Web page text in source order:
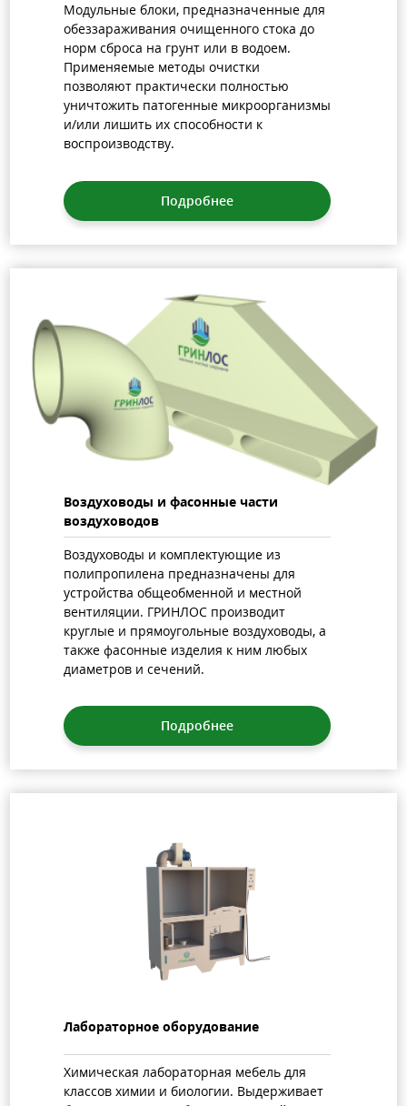
Модульные блоки, предназначенные для
обеззараживания очищенного стока до
норм сброса на грунт или в водоем.
Применяемые методы очистки
позволяют практически полностью
уничтожить патогенные микроорганизмы
и/или лишить их способности к
воспроизводству.
Подробнее
Воздуховоды и фасонные части
воздуховодов
Воздуховоды и комплектующие из
полипропилена предназначены для
устройства общеобменной и местной
вентиляции. ГРИНЛОС производит
круглые и прямоугольные воздуховоды, а
также фасонные изделия к ним любых
диаметров и сечений.
Подробнее
Лабораторное оборудование
Химическая лабораторная мебель для
классов химии и биологии. Выдерживает